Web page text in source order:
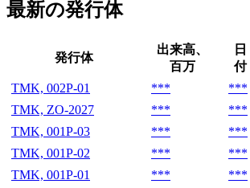
最新の発行体
発行体
出来高、
百万
日
付
TMK, 002P-01 *** ***
TMK, ZO-2027
*** ***
TMK, 001P-03
*** ***
TMK, 001P-02
*** ***
TMK, 001P-01
*** ***